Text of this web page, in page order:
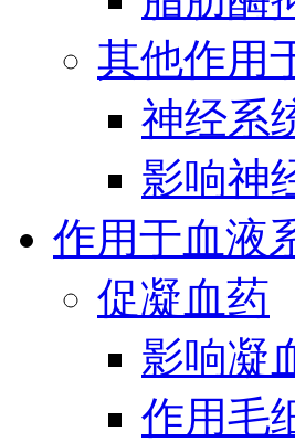
其他作用
神经系
影响神
作用于血液
促凝血药
影响凝
作用毛